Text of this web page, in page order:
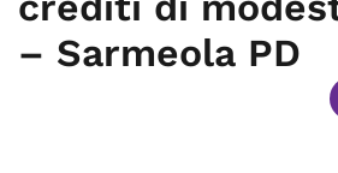
– Sarmeola PD